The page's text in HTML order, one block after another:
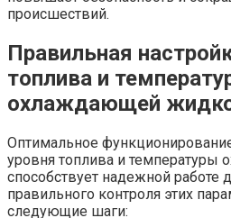
происшествий.
Правильная
топлива и
охлаждающей
Оптимальное
уровня топлива и
способствует надежной работе
правильного контроля этих
следующие шаги: